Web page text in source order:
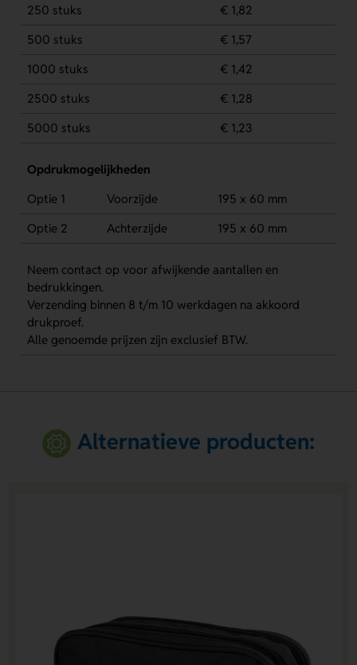
250 stuks
€ 1,82
500 stuks
€ 1,57
1000 stuks
€ 1,42
2500 stuks
€ 1,28
5000 stuks
€ 1,23
Opdrukmogelijkheden
Optie 1
Voorzijde
195 x 60 mm
Optie 2
Achterzijde 195 x 60 mm
Neem contact op voor afwijkende aantallen en
bedrukkingen.
Verzending binnen 8 t/m 10 werkdagen na akkoord
drukproef.
Alle genoemde prijzen zijn exclusief BTW.
Alternatieve producten: